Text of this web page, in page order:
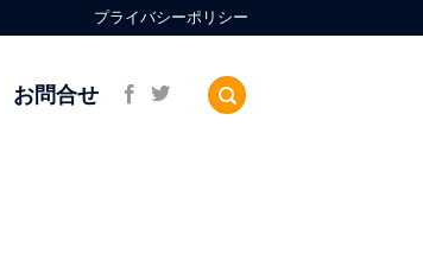
プライバシーポリシー
お問合せ